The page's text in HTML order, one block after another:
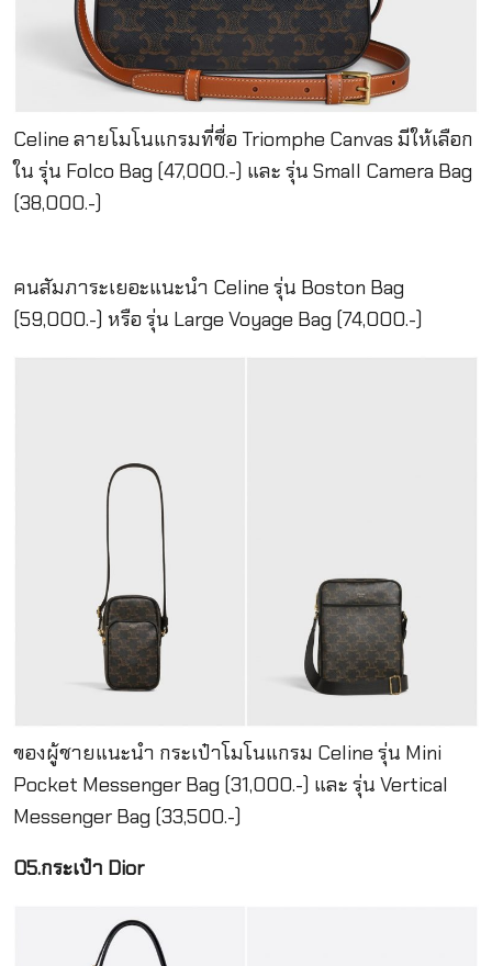
Celine ลายโมโนแกรมที่ชื่อ Triomphe Canvas มีให้เลือก
ใน รุ่น Folco Bag (47,000.-) และ รุ่น Small Camera Bag
(38,000.-)
คนสัมภาระเยอะแนะนำ Celine รุ่น Boston Bag
(59,000.-) หรือ รุ่น Large Voyage Bag (74,000.-)
ของผู้ชายแนะนำ กระเป๋าโมโนแกรม Celine รุ่น Mini
Pocket Messenger Bag (31,000.-) และ รุ่น Vertical
Messenger Bag (33,500.-)
05.กระเป๋า Dior